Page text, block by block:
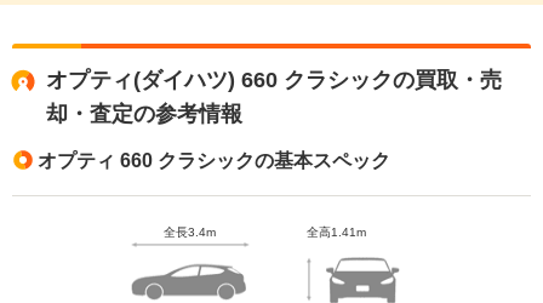
オプティ(ダイハツ) 660 クラシックの買取・売
却・査定の参考情報
オプティ 660 クラシックの基本スペック
全長3.4m 全高1.41m